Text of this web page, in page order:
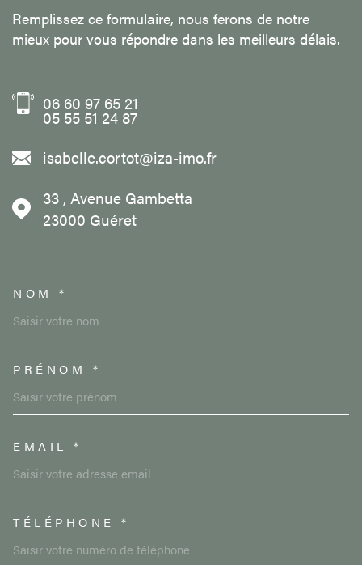
Remplissez ce formulaire, nous ferons de notre
mieux pour vous répondre dans les meilleurs délais.
06 60 97 65 21
05 55 51 24 87
isabelle.cortot@iza-imo.fr
33 , Avenue Gambetta
23000
Guéret
NOM *
PRÉNOM *
EMAIL *
TÉLÉPHONE *